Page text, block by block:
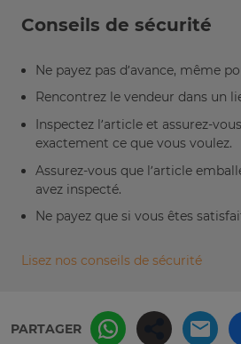
Conseils de sécurité
Ne payez pas d’avance, même
Rencontrez le vendeur dans un
Inspectez l’article et assurez-
exactement ce que vous voulez.
Assurez-vous que l’article
avez inspecté.
Ne payez que si vous êtes
Lisez nos conseils de sécurité
PARTAGER